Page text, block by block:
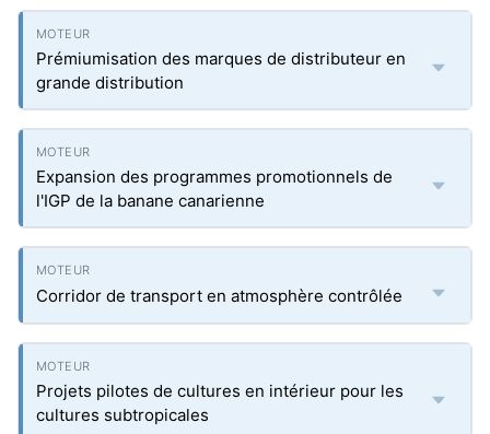
Prémiumisation des marques de distributeur en
grande distribution
Expansion des programmes promotionnels de
l'IGP de la banane canarienne
Corridor de transport en atmosphère contrôlée
Projets pilotes de cultures en intérieur pour les
cultures subtropicales